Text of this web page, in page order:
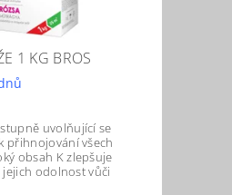
1 KG BROS
uvolňující se
přihnojování všech
obsah K zlepšuje
odolnost vůči